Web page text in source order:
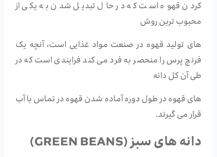
کردن قهوه است که در حال تبدیل شدن به یکی از
محبوب ترین روش
های تولید قهوه در صنعت مواد غذایی است، آنچه یک
فرنچ پرس را منحصر به فرد می کند فرایندی است که در
طی آن کل دانه
های قهوه در طول دوره آماده شدن قهوه در تماس با آب
قرار می گیرند.
دانه های سبز (GREEN BEANS)